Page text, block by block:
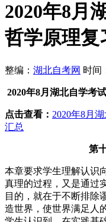
2020年8月
哲学原理复
整编： 湖北自考网 时间
2020年8月湖北自学考
点击查看： 2020年8月
汇总
第
本章要求学生理解认识
真理的过程，又是通过
目的，就在于不断排除
造世界，使世界满足人